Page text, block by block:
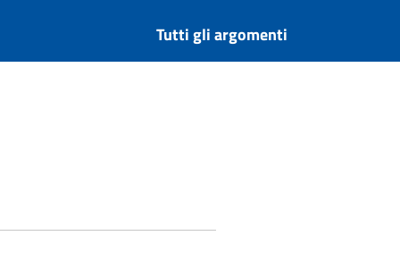
Tutti gli argomenti